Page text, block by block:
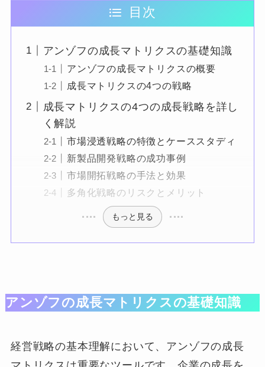
目次
アンゾフの成長マトリクスの基礎知識
アンゾフの成長マトリクスの概要
成長マトリクスの4つの戦略
成長マトリクスの4つの成長戦略を詳し
く解説
市場浸透戦略の特徴とケーススタディ
新製品開発戦略の成功事例
市場開拓戦略の手法と効果
多角化戦略のリスクとメリット
もっと見る
アンゾフの成長マトリクスの基礎知識
経営戦略の基本理解において、アンゾフの成長